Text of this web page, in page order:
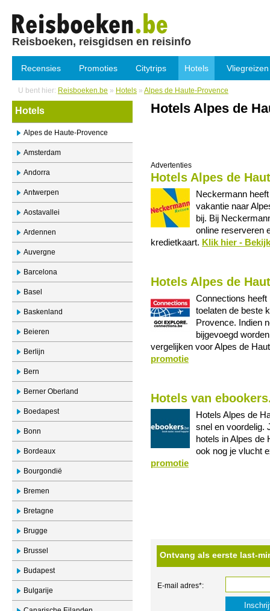
Reisboeken, reisgidsen en reisinfo
Recensies Promoties Citytrips Hotels Vliegreizen
U bent hier: Reisboeken.be » Hotels » Alpes de Haute-Provence
Hotels
Alpes de Haute-Provence
Amsterdam
Andorra
Antwerpen
Aostavallei
Ardennen
Auvergne
Barcelona
Basel
Baskenland
Beieren
Berlijn
Bern
Berner Oberland
Boedapest
Bonn
Bordeaux
Bourgondië
Bremen
Bretagne
Brugge
Brussel
Budapest
Bulgarije
Hotels Alpes de
Advertenties
Hotels Alpes de
Neckermann
vakantie naar
bij. Bij
online reserveren
kredietkaart. Klik hier -
Hotels Alpes de
Connections
toelaten de beste
Provence. Indien
bijgevoegd
vergelijken voor Alpes de
promotie
Hotels van
Hotels Alpes de
snel en voordelig.
hotels in Alpes de
ook nog je vlucht
promotie
Ontvang als eerste last-
E-mail adres*: